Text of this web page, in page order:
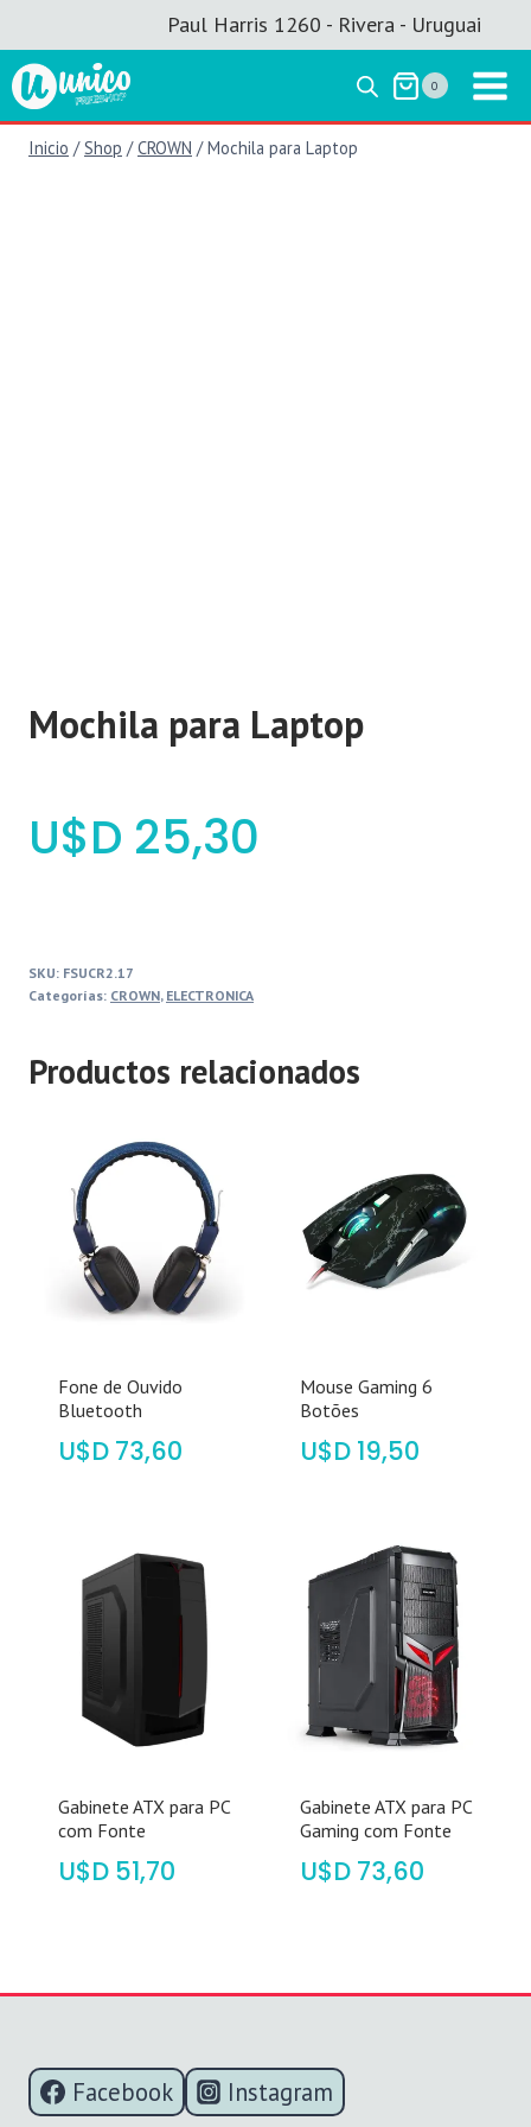
al
contenido
Paul Harris 1260 - Rivera - Uruguai
0
Inicio / Shop / CROWN / Mochila para Laptop
Mochila para Laptop
$ 25,30
SKU: FSUCR2.17
Categorías: CROWN, ELECTRONICA
Productos relacionados
Fone de Ouvido
Bluetooth
$ 73,60
Mouse Gaming 6
Botões
$ 19,50
Gabinete ATX para PC
com Fonte
$ 51,70
Gabinete ATX para PC
Gaming com Fonte
$ 73,60
Facebook Instagram